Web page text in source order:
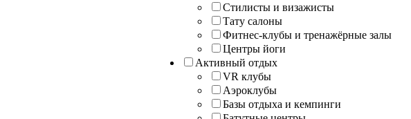
Стилисты и визажисты
Тату салоны
Фитнес-клубы и тренажёрные залы
Центры йоги
Активный отдых
VR клубы
Аэроклубы
Базы отдыха и кемпинги